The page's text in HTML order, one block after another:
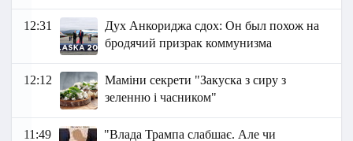
12:31
Дух Анкориджа сдох: Он был похож на
бродячий призрак коммунизма
12:12
Маміни секрети "Закуска з сиру з
зеленню і часником"
11:49 "Влада Трампа слабшає. Але чи